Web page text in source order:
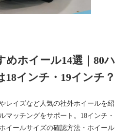
めホイール14選｜80ハ
18インチ・19インチ？
レイズなど人気の社外ホイールを紹
マッチングをサポート。18インチ・
イールサイズの確認方法・ホイール